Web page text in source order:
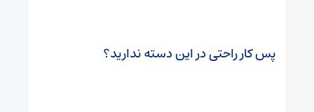
پس کار راحتی در این دسته ندارید؟